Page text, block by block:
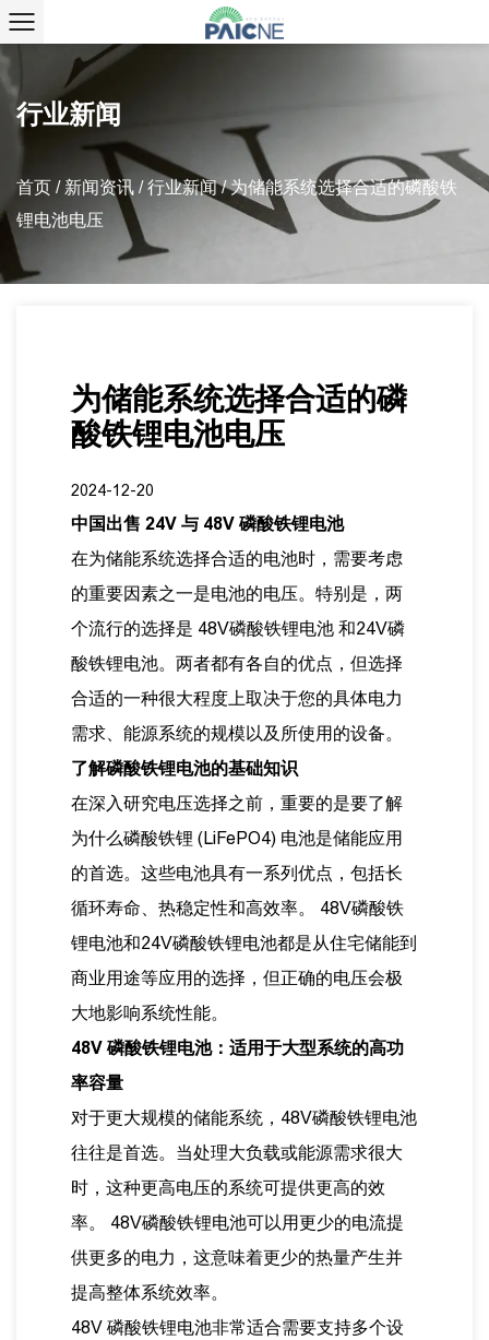
行业新闻
首页 / 新闻资讯 /行业新闻/为储能系统选择合适的磷酸铁
锂电池电压
为储能系统选择合适的磷
酸铁锂电池电压
2024-12-20
中国出售 24V 与 48V 磷酸铁锂电池
在为储能系统选择合适的电池时，需要考虑
的重要因素之一是电池的电压。特别是，两
个流行的选择是 48V磷酸铁锂电池 和24V磷
酸铁锂电池。两者都有各自的优点，但选择
合适的一种很大程度上取决于您的具体电力
需求、能源系统的规模以及所使用的设备。
了解磷酸铁锂电池的基础知识
在深入研究电压选择之前，重要的是要了解
为什么磷酸铁锂 (LiFePO4) 电池是储能应用
的首选。这些电池具有一系列优点，包括长
循环寿命、热稳定性和高效率。 48V磷酸铁
锂电池和24V磷酸铁锂电池都是从住宅储能到
商业用途等应用的选择，但正确的电压会极
大地影响系统性能。
48V 磷酸铁锂电池：适用于大型系统的高功
率容量
对于更大规模的储能系统，48V磷酸铁锂电池
往往是首选。当处理大负载或能源需求很大
时，这种更高电压的系统可提供更高的效
率。 48V磷酸铁锂电池可以用更少的电流提
供更多的电力，这意味着更少的热量产生并
提高整体系统效率。
48V 磷酸铁锂电池非常适合需要支持多个设